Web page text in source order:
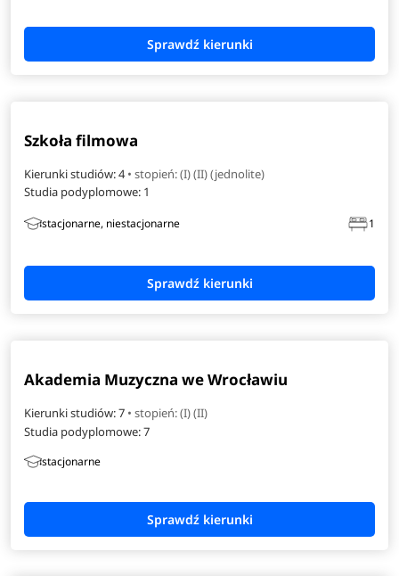
Szkoła filmowa
Kierunki studiów: 4• stopień: (I) (II) (jednolite)
Studia podyplomowe: 1
stacjonarne, niestacjonarne 1
Akademia Muzyczna we Wrocławiu
Kierunki studiów: 7 • stopień: (I) (II)
Studia podyplomowe:7
stacjonarne